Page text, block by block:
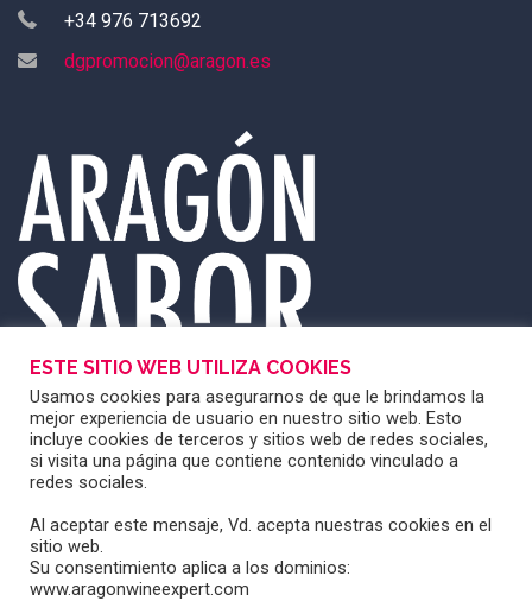
+34 976 713692
dgpromocion@aragon.es
ESTE SITIO WEB UTILIZA COOKIES
Usamos cookies para asegurarnos de que le brindamos la
mejor experiencia de usuario en nuestro sitio web. Esto
incluye cookies de terceros y sitios web de redes sociales,
si visita una página que contiene contenido vinculado a
redes sociales.
Al aceptar este mensaje, Vd. acepta nuestras cookies en el
sitio web.
Su consentimiento aplica a los dominios:
www.aragonwineexpert.com